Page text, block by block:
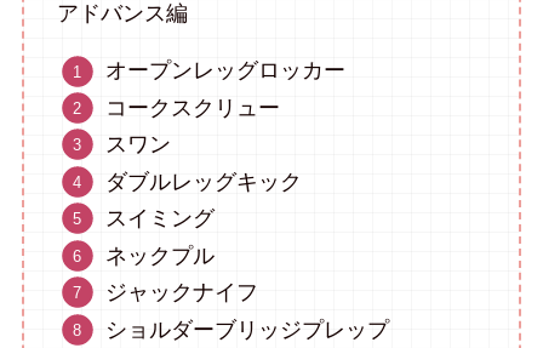
アドバンス編
オープンレッグロッカー
コークスクリュー
スワン
ダブルレッグキック
スイミング
ネックプル
ジャックナイフ
ショルダーブリッジプレップ